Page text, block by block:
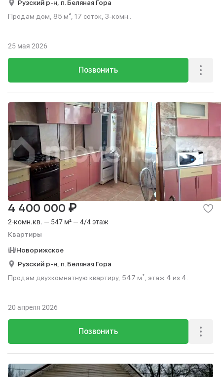
Рузский р-н, п. Беляная Гора
Продам дом, 85 м², 17 соток, 3-комн..
Позвонить
25 мая 2026
2-комн.кв. — 547 м² — 4/4 этаж
Квартиры
4 400 000 ₽
Новорижское
Рузский р-н, п. Беляная Гора
Продам двухкомнатную квартиру, 547 м², этаж 4 из 4.
Позвонить
20 апреля 2026